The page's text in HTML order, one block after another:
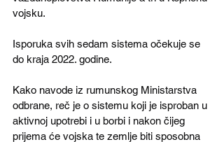
vojsku.
Isporuka svih sedam sistema očekuje se
do kraja 2022. godine.
Kako navode iz rumunskog Ministarstva
odbrane, reč je o sistemu koji je isproban u
aktivnoj upotrebi i u borbi i nakon čijeg
prijema će vojska te zemlje biti sposobna